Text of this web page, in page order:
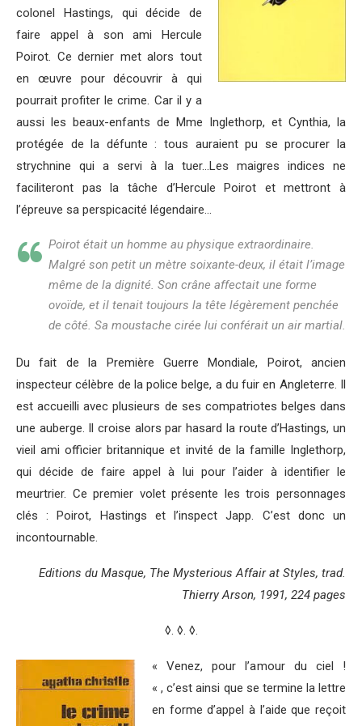
colonel Hastings, qui décide de
faire appel à son ami Hercule
Poirot. Ce dernier met alors tout
en œuvre pour découvrir à qui
pourrait profiter le crime. Car il y a
aussi les beaux-enfants de Mme Inglethorp, et Cynthia, la
protégée de la défunte : tous auraient pu se procurer la
strychnine qui a servi à la tuer…Les maigres indices ne
faciliteront pas la tâche d’Hercule Poirot et mettront à
l’épreuve sa perspicacité légendaire…
Poirot était un homme au physique extraordinaire.
Malgré son petit un mètre soixante-deux, il était l’image
même de la dignité. Son crâne affectait une forme
ovoïde, et il tenait toujours la tête légèrement penchée
de côté. Sa moustache cirée lui conférait un air martial.
Du fait de la Première Guerre Mondiale, Poirot, ancien
inspecteur célèbre de la police belge, a du fuir en Angleterre. Il
est accueilli avec plusieurs de ses compatriotes belges dans
une auberge. Il croise alors par hasard la route d’Hastings, un
vieil ami officier britannique et invité de la famille Inglethorp,
qui décide de faire appel à lui pour l’aider à identifier le
meurtrier. Ce premier volet présente les trois personnages
clés : Poirot, Hastings et l’inspect Japp. C’est donc un
incontournable.
Editions du Masque, The Mysterious Affair at Styles, trad.
Thierry Arson, 1991, 224 pages
◊. ◊. ◊.
« Venez, pour l’amour du ciel !
« , c’est ainsi que se termine la lettre
en forme d’appel à l’aide que reçoit